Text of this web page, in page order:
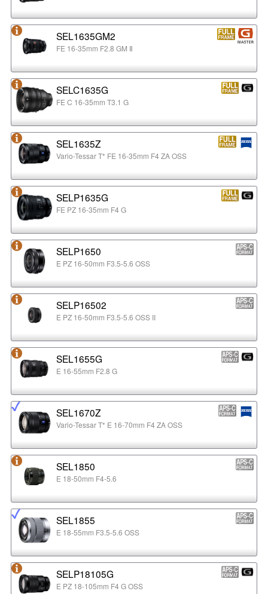
SEL1635GM2
FE 16-35mm F2.8 GM Ⅱ
SELC1635G
FE C 16-35mm T3.1 G
SEL1635Z
Vario-Tessar T* FE 16-35mm F4 ZA OSS
SELP1635G
FE PZ 16-35mm F4 G
SELP1650
E PZ 16-50mm F3.5-5.6 OSS
SELP16502
E PZ 16-50mm F3.5-5.6 OSS II
SEL1655G
E 16-55mm F2.8 G
SEL1670Z
Vario-Tessar T* E 16-70mm F4 ZA OSS
SEL1850
E 18-50mm F4-5.6
SEL1855
E 18-55mm F3.5-5.6 OSS
SELP18105G
E PZ 18-105mm F4 G OSS